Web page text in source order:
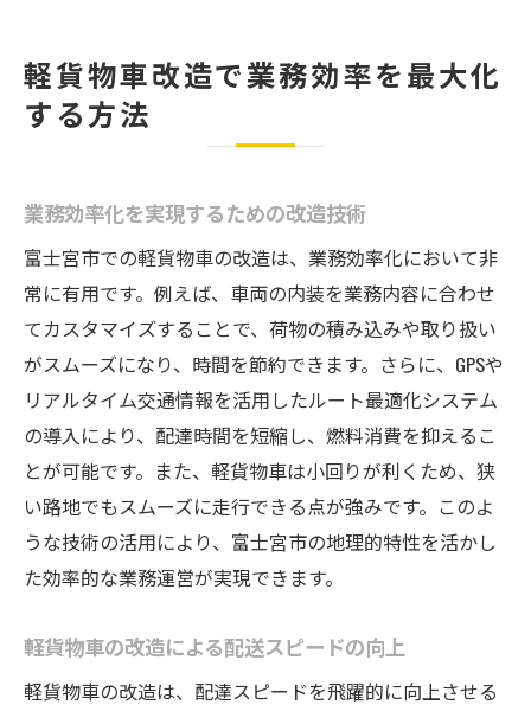
軽貨物車改造で業務効率を最大化
する方法
業務効率化を実現するための改造技術
富士宮市での軽貨物車の改造は、業務効率化において非
常に有用です。例えば、車両の内装を業務内容に合わせ
てカスタマイズすることで、荷物の積み込みや取り扱い
がスムーズになり、時間を節約できます。さらに、GPSや
リアルタイム交通情報を活用したルート最適化システム
の導入により、配達時間を短縮し、燃料消費を抑えるこ
とが可能です。また、軽貨物車は小回りが利くため、狭
い路地でもスムーズに走行できる点が強みです。このよ
うな技術の活用により、富士宮市の地理的特性を活かし
た効率的な業務運営が実現できます。
軽貨物車の改造による配送スピードの向上
軽貨物車の改造は、配達スピードを飛躍的に向上させる